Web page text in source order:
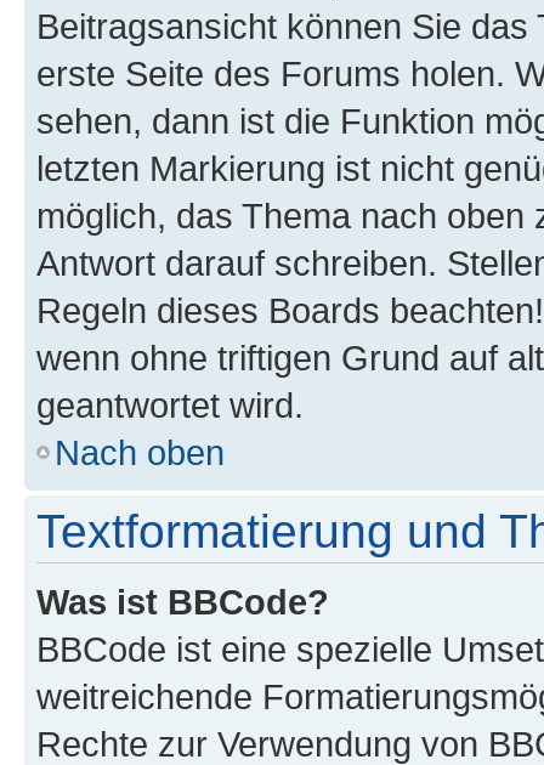
Beitragsansicht können Sie
erste Seite des Forums holen.
sehen, dann ist die Funktion
letzten Markierung ist nicht
möglich, das Thema nach oben
Antwort darauf schreiben.
Regeln dieses Boards
wenn ohne triftigen Grund auf
geantwortet wird.
Nach oben
Textformatierung und
Was ist BBCode?
BBCode ist eine spezielle
weitreichende
Rechte zur Verwendung von